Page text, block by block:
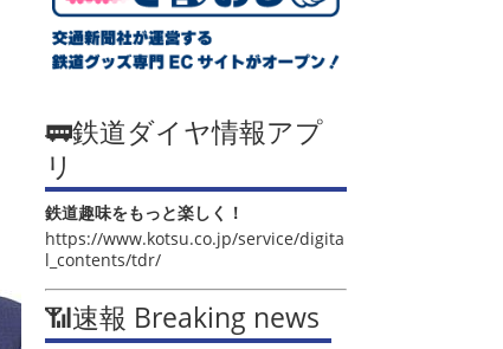
🚃鉄道ダイヤ情報アプ
リ
鉄道趣味をもっと楽しく！
https://www.kotsu.co.jp/service/digita
l_contents/tdr/
📶速報 Breaking news